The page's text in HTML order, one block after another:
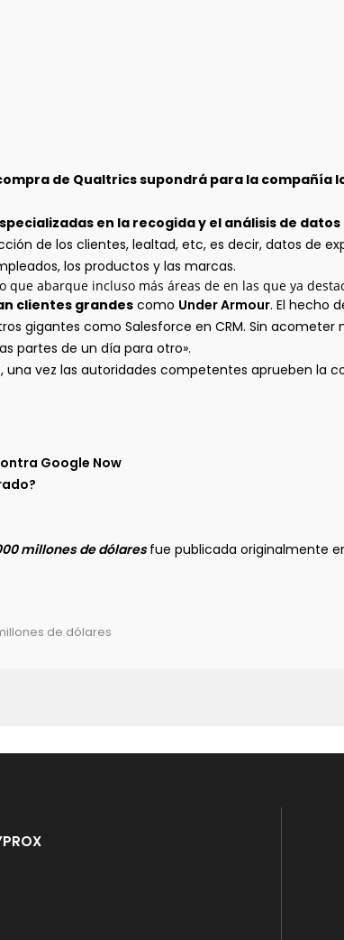
de Qualtrics supondrá para la compañía
en la recogida y el análisis de
de los clientes, lealtad, etc, es decir, datos de
los productos y las marcas.
abarque incluso más áreas de en las que ya
clientes grandes como Under Armour. El hecho
gigantes como Salesforce en CRM. Sin acometer
partes de un día para otro».
, una vez las autoridades competentes aprueben la
Google Now
millones de dólaresfue publicada originalmente
de dólares